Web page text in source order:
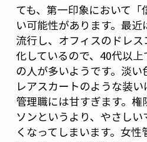
ても、第一印象において
い可能性があります。最
流行し、オフィスのドレ
化しているので、40代以
の人が多いようです。淡
レアスカートのような装
管理職には甘すぎます。
ソンというより、やさし
くなってしまいます。女